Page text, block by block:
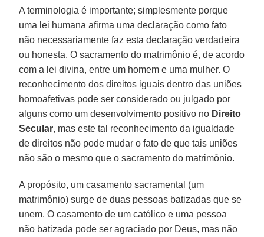
A terminologia é importante; simplesmente porque
uma lei humana afirma uma declaração como fato
não necessariamente faz esta declaração verdadeira
ou honesta. O sacramento do matrimônio é, de acordo
com a lei divina, entre um homem e uma mulher. O
reconhecimento dos direitos iguais dentro das uniões
homoafetivas pode ser considerado ou julgado por
alguns como um desenvolvimento positivo no Direito
Secular, mas este tal reconhecimento da igualdade
de direitos não pode mudar o fato de que tais uniões
não são o mesmo que o sacramento do matrimônio.
A propósito, um casamento sacramental (um
matrimônio) surge de duas pessoas batizadas que se
unem. O casamento de um católico e uma pessoa
não batizada pode ser agraciado por Deus, mas não